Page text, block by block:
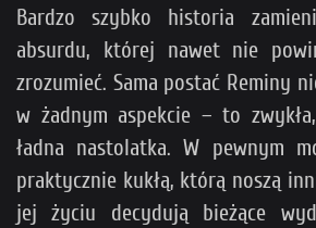
Bardzo szybko historia
absurdu, której nawet nie
zrozumieć. Sama postać Reminy
w żadnym aspekcie – to
ładna nastolatka. W pewnym
praktycznie kukłą, którą noszą
jej życiu decydują bieżące